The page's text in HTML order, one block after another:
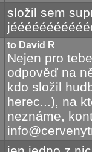
složil sem
to David R
Nejen pro
odpověď na
kdo složil
herec...), na
neznáme,